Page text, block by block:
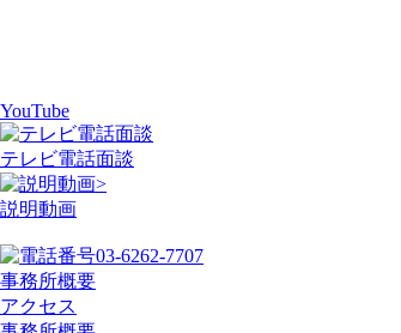
YouTube
テレビ電話面談
>
説明動画
03-6262-7707
事務所概要
アクセス